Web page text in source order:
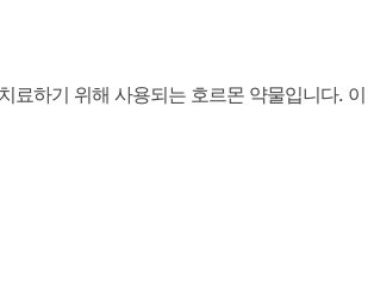
하기 위해 사용되는 호르몬 약물입니다.